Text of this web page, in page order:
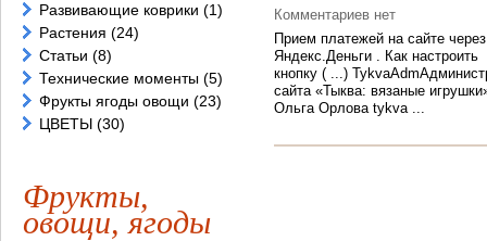
Комментариев нет
Прием платежей на сайте через
Яндекс.Деньги . Как настроить
кнопку ( ...)
сайта «Тыква: вязаные
Ольга Орлова tykva ...
Развивающие коврики (1)
Растения (24)
Статьи (8)
Технические моменты (5)
Фрукты ягоды овощи (23)
ЦВЕТЫ (30)
Фрукты,
овощи, ягоды